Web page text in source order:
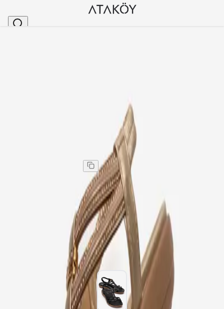
Kadın Taşlı Aksesuarlı Arkası Lastikli Sandalet Altın
Kadın Taşlı Aksesuarlı Arkası Lastikli Sandalet Altın
Aynı gün kargo
2.397,00 TL3.995,00 TL %40
2.397,00 TL
40